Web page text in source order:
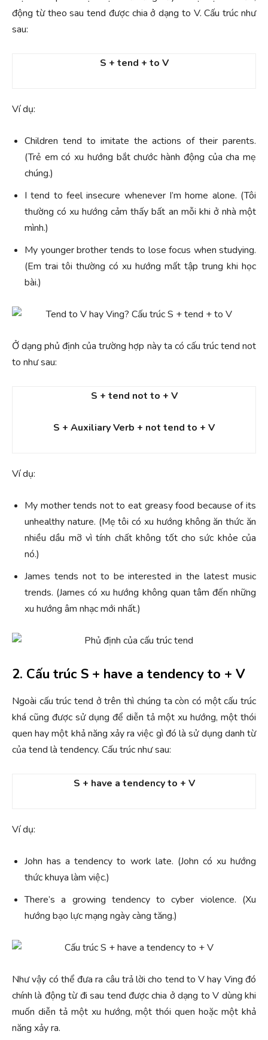
động từ theo sau tend được chia ở dạng to V. Cấu trúc như
sau:
S + tend + to V
Ví dụ:
Children tend to imitate the actions of their parents.
(Trẻ em có xu hướng bắt chước hành động của cha mẹ
chúng.)
I tend to feel insecure whenever I’m home alone. (Tôi
thường có xu hướng cảm thấy bất an mỗi khi ở nhà một
mình.)
My younger brother tends to lose focus when studying.
(Em trai tôi thường có xu hướng mất tập trung khi học
bài.)
Ở dạng phủ định của trường hợp này ta có cấu trúc tend not
to như sau:
S + tend not to + V
S + Auxiliary Verb + not tend to + V
Ví dụ:
My mother tends not to eat greasy food because of its
unhealthy nature. (Mẹ tôi có xu hướng không ăn thức ăn
nhiều dầu mỡ vì tính chất không tốt cho sức khỏe của
nó.)
James tends not to be interested in the latest music
trends. (James có xu hướng không quan tâm đến những
xu hướng âm nhạc mới nhất.)
2. Cấu trúc S + have a tendency to + V
Ngoài cấu trúc tend ở trên thì chúng ta còn có một cấu trúc
khá cũng được sử dụng để diễn tả một xu hướng, một thói
quen hay một khả năng xảy ra việc gì đó là sử dụng danh từ
của tend là tendency. Cấu trúc như sau:
S + have a tendency to + V
Ví dụ:
John has a tendency to work late. (John có xu hướng
thức khuya làm việc.)
There’s a growing tendency to cyber violence. (Xu
hướng bạo lực mạng ngày càng tăng.)
Như vậy có thể đưa ra câu trả lời cho tend to V hay Ving đó
chính là động từ đi sau tend được chia ở dạng to V dùng khi
muốn diễn tả một xu hướng, một thói quen hoặc một khả
năng xảy ra.